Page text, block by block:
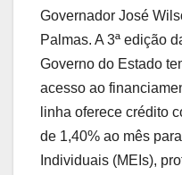
Governador José
Palmas. A 3ª edição
Governo do Estado
acesso ao
linha oferece crédito
de 1,40% ao mês
Individuais (MEIs),